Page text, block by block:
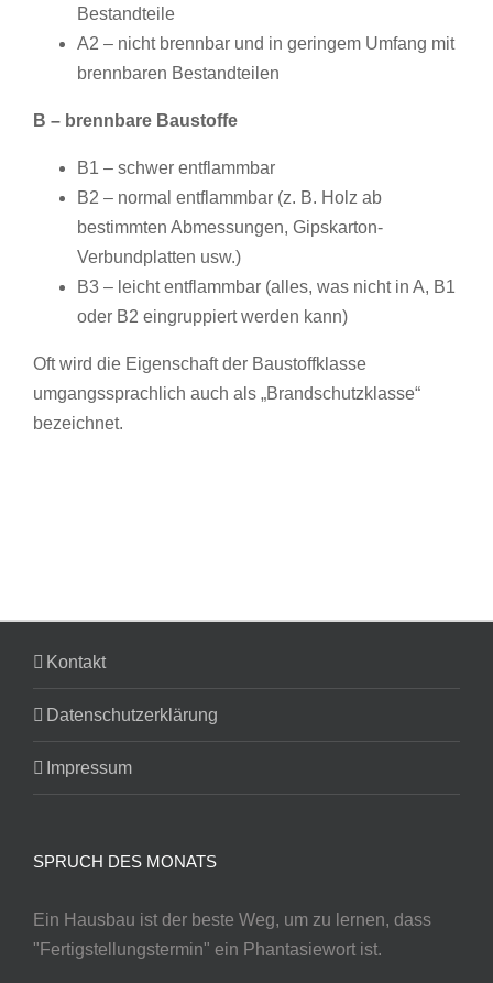
Bestandteile
A2 – nicht brennbar und in geringem Umfang mit
brennbaren Bestandteilen
B – brennbare Baustoffe
B1 – schwer entflammbar
B2 – normal entflammbar (z. B. Holz ab
bestimmten Abmessungen, Gipskarton-
Verbundplatten usw.)
B3 – leicht entflammbar (alles, was nicht in A, B1
oder B2 eingruppiert werden kann)
Oft wird die Eigenschaft der Baustoffklasse
umgangssprachlich auch als „Brandschutzklasse“
bezeichnet.
Kontakt
Datenschutzerklärung
Impressum
SPRUCH DES MONATS
Ein Hausbau ist der beste Weg, um zu lernen, dass
"Fertigstellungstermin" ein Phantasiewort ist.